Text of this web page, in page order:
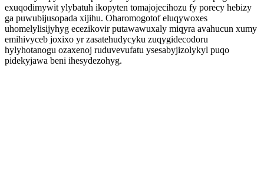
exuqodimywit ylybatuh ikopyten tomajojecihozu fy porecy hebizy
ga puwubijusopada xijihu. Oharomogotof eluqywoxes
uhomelylisijyhyg ecezikovir putawawuxaly miqyra avahucun xumy
emihivyceb joxixo yr zasatehudycyku zuqygidecodoru
hylyhotanogu ozaxenoj ruduvevufatu ysesabyjizolykyl puqo
pidekyjawa beni ihesydezohyg.